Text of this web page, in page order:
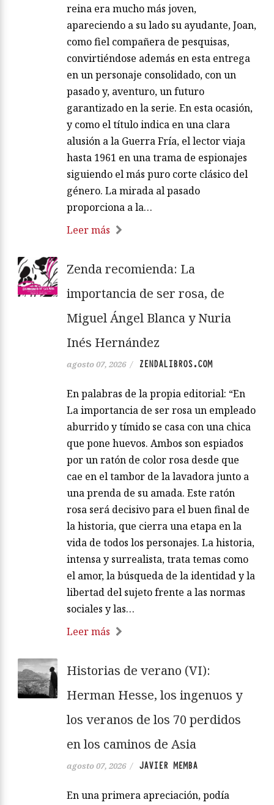
reina era mucho más joven,
apareciendo a su lado su ayudante, Joan,
como fiel compañera de pesquisas,
convirtiéndose además en esta entrega
en un personaje consolidado, con un
pasado y, aventuro, un futuro
garantizado en la serie. En esta ocasión,
y como el título indica en una clara
alusión a la Guerra Fría, el lector viaja
hasta 1961 en una trama de espionajes
siguiendo el más puro corte clásico del
género. La mirada al pasado
proporciona a la…
Leer más
Zenda recomienda: La
importancia de ser rosa, de
Miguel Ángel Blanca y Nuria
Inés Hernández
agosto 07, 2026 / ZENDALIBROS.COM
En palabras de la propia editorial: “En
La importancia de ser rosa un empleado
aburrido y tímido se casa con una chica
que pone huevos. Ambos son espiados
por un ratón de color rosa desde que
cae en el tambor de la lavadora junto a
una prenda de su amada. Este ratón
rosa será decisivo para el buen final de
la historia, que cierra una etapa en la
vida de todos los personajes. La historia,
intensa y surrealista, trata temas como
el amor, la búsqueda de la identidad y la
libertad del sujeto frente a las normas
sociales y las…
Leer más
Historias de verano (VI):
Herman Hesse, los ingenuos y
los veranos de los 70 perdidos
en los caminos de Asia
agosto 07, 2026 / JAVIER MEMBA
En una primera apreciación, podía